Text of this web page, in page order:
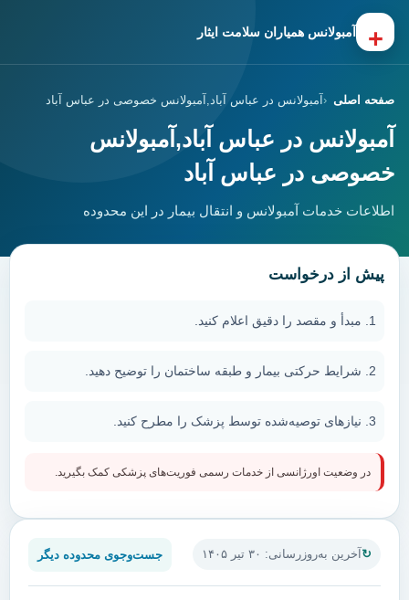
+ آمبولانس همیاران سلامت ایثار
صفحه اصلی آمبولانس در عباس آباد,آمبولانس خصوصی در عباس آباد
آمبولانس در عباس آباد,آمبولانس
خصوصی در عباس آباد
اطلاعات خدمات آمبولانس و انتقال بیمار در این محدوده
آخرین به‌روزرسانی: ۳۰ تیر ۱۴۰۵ جست‌وجوی محدوده دیگر
پیش از درخواست
مبدأ و مقصد را دقیق اعلام کنید.
شرایط حرکتی بیمار و طبقه ساختمان را توضیح دهید.
نیازهای توصیه‌شده توسط پزشک را مطرح کنید.
در وضعیت اورژانسی از خدمات رسمی فوریت‌های پزشکی کمک بگیرید.